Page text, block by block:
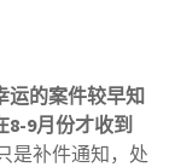
运的案件较早知
8-9月份才收到
是补件通知，处